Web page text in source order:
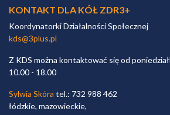
KONTAKT DLA KÓŁ ZDR3+
Koordynatorki Działalności Społecznej
kds@3plus.pl
Z KDS można kontaktować się od
10.00 - 18.00
Sylwia Skóra tel.: 732 988 462
łódzkie, mazowieckie,